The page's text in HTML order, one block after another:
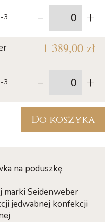
3
- +
3
1 389,00 zł
- +
Do koszyka
na poduszkę
marki Seidenweber
jedwabnej konfekcji